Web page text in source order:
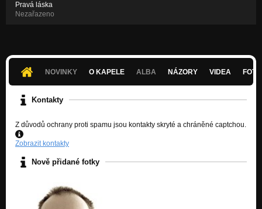
Pravá láska
Nezařazeno
NOVINKY O KAPELE ALBA NÁZORY VIDEA
Kontakty
Z důvodů ochrany proti spamu jsou kontakty skryté a chráněné captchou.
Zobrazit kontakty
Nově přidané fotky